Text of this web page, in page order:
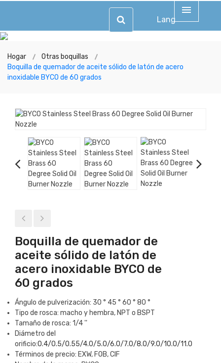
Lang
Hogar
Otras boquillas
Boquilla de quemador de aceite sólido de latón de acero
inoxidable BYCO de 60 grados
Boquilla de quemador de
aceite sólido de latón de
acero inoxidable BYCO de
60 grados
Ángulo de pulverización: 30 ° 45 ° 60 ° 80 °
Tipo de rosca: macho y hembra, NPT o BSPT
Tamaño de rosca: 1/4 ''
Diámetro del
orificio:0.4/0.5/0.55/4.0/5.0/6.0/7.0/8.0/9.0/10.0/11.0
Términos de precio: EXW, FOB, CIF